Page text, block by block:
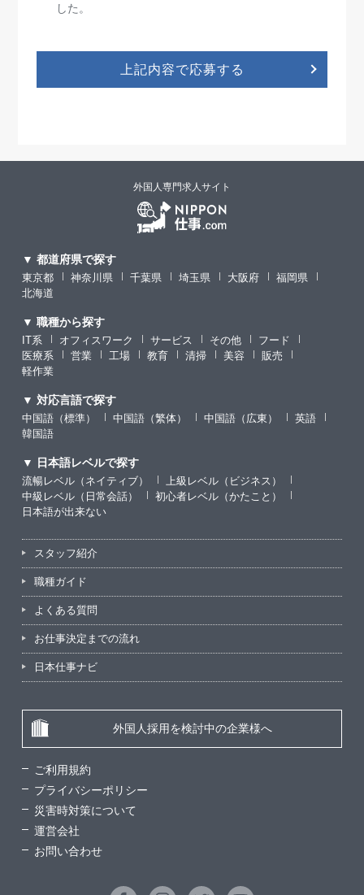
した。
上記内容で応募する
外国人専門求人サイト
▼ 都道府県で探す
東京都 神奈川県 千葉県 埼玉県 大阪府
福岡県
北海道
▼ 職種から探す
IT系 オフィスワーク サービス その他
フード
医療系
営業 工場 教育 清掃 美容
販売
軽作業
▼ 対応言語で探す
中国語（標準） 中国語（繁体） 中国語（広東）
英語
韓国語
▼ 日本語レベルで探す
流暢レベル（ネイティブ）
上級レベル（ビジネス）
中級レベル（日常会話）
初心者レベル（かたこと）
日本語が出来ない
スタッフ紹介
職種ガイド
よくある質問
お仕事決定までの流れ
日本仕事ナビ
外国人採用を検討中の企業様へ
ご利用規約
プライバシーポリシー
災害時対策について
運営会社
お問い合わせ